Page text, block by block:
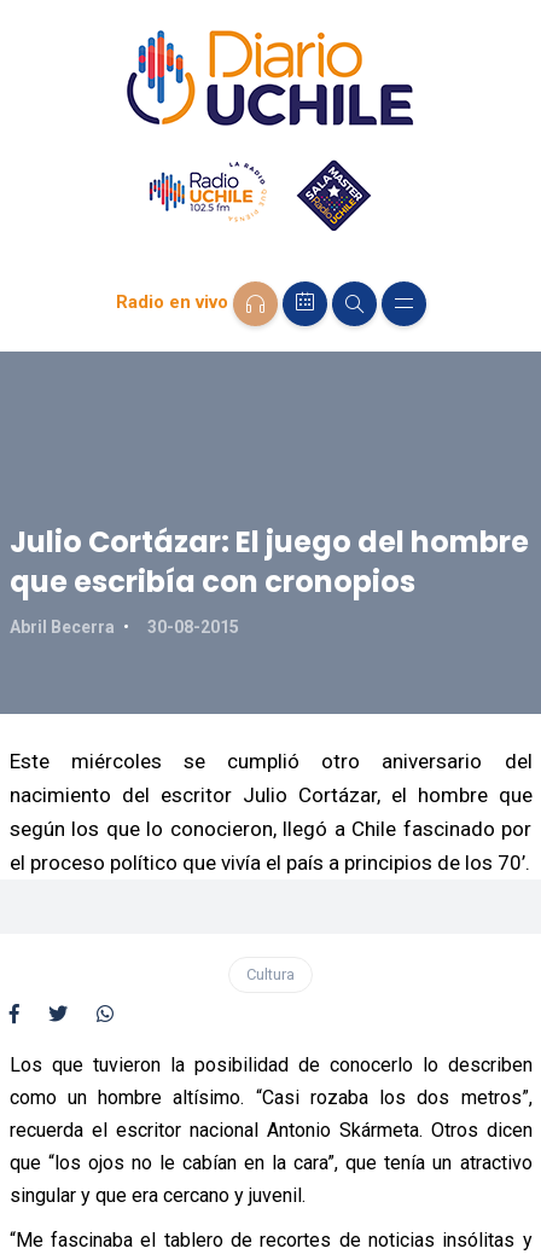
Radio en vivo
Julio Cortázar: El juego del hombre
que escribía con cronopios
Abril Becerra 30-08-2015
Este miércoles se cumplió otro aniversario del
nacimiento del escritor Julio Cortázar, el hombre que
según los que lo conocieron, llegó a Chile fascinado por
el proceso político que vivía el país a principios de los 70’.
Cultura
Los que tuvieron la posibilidad de conocerlo lo describen
como un hombre altísimo. “Casi rozaba los dos metros”,
recuerda el escritor nacional Antonio Skármeta. Otros dicen
que “los ojos no le cabían en la cara”, que tenía un atractivo
singular y que era cercano y juvenil.
“Me fascinaba el tablero de recortes de noticias insólitas y